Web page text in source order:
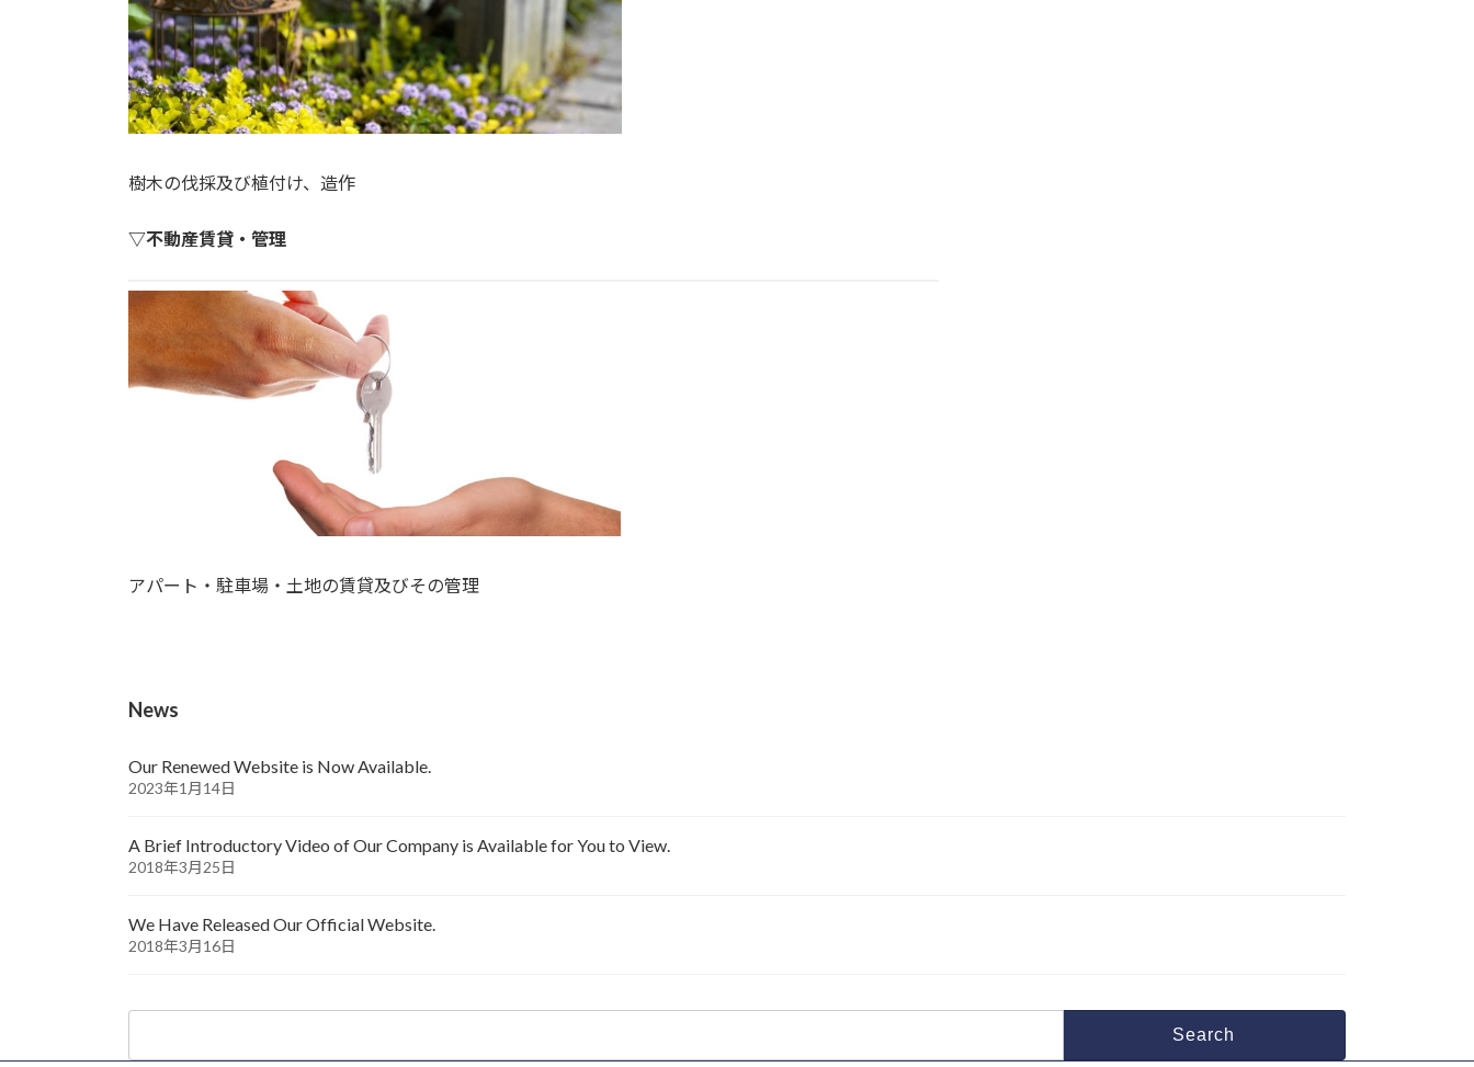
樹木の伐採及び植付け、造作
▽不動産賃貸・管理
アパート・駐車場・土地の賃貸及びその管理
News
Our Renewed Website is Now Available.
2023年1月14日
A Brief Introductory Video of Our Company is Available for You to View.
2018年3月25日
We Have Released Our Official Website.
2018年3月16日
Search